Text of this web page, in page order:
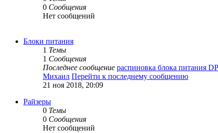
0 Сообщения
Нет сообщений
Блоки питания
1 Темы
1 Сообщения
Последнее сообщение распиновка блока питания
Михаил Перейти к последнему сообщению
21 ноя 2018, 20:09
Райзеры
0 Темы
0 Сообщения
Нет сообщений